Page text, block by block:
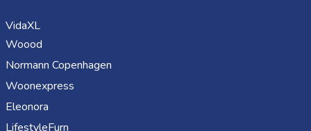
VidaXL
Woood
Normann Copenhagen
Woonexpress
Eleonora
LifestyleFurn